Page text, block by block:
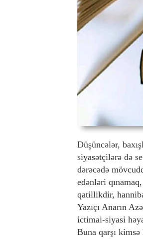
Düşüncələr,
siyasətçilərə də
dərəcədə
edənləri
qatillikdir,
Yazıçı Anarın
ictimai-siyasi
Buna qarşı